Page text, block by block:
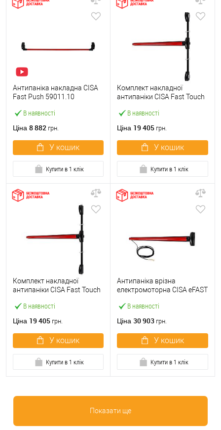
В наявності
Антипаніка накладна CISA
Fast Push 59011.10
штангою 1500 мм червона
Ціна 8 882 грн.
У кошик
Купити в 1 клік
В наявності
Комплект накладної
антипаніки CISA Fast Touch
точковий вбік червона
Ціна 19 405 грн.
У кошик
Купити в 1 клік
В наявності
Комплект накладної
антипаніки CISA Fast Touch
точковий вверх-вниз
Ціна 19 405 грн.
У кошик
Купити в 1 клік
В наявності
Антипаніка врізна
електромоторна CISA eFAST
Ціна 30 903 грн.
У кошик
Купити в 1 клік
Показати ще